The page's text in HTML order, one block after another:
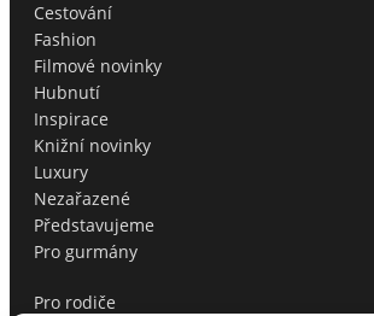
Cestování
Fashion
Filmové novinky
Hubnutí
Inspirace
Knižní novinky
Luxury
Nezařazené
Představujeme
Pro gurmány
Pro rodiče